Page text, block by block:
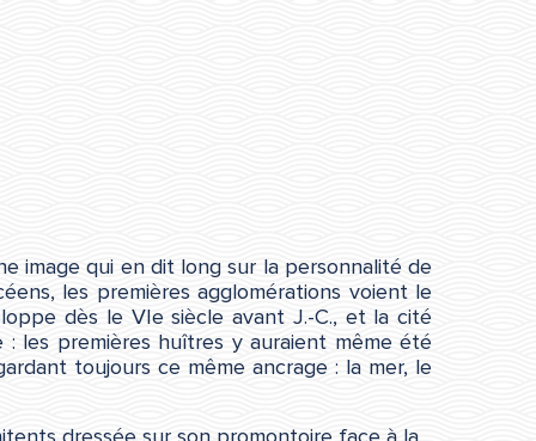
image qui en dit long sur la personnalité de
les premières agglomérations voient le
dès le VIe siècle avant J.-C., et la cité
les premières huîtres y auraient même été
toujours ce même ancrage : la mer, le